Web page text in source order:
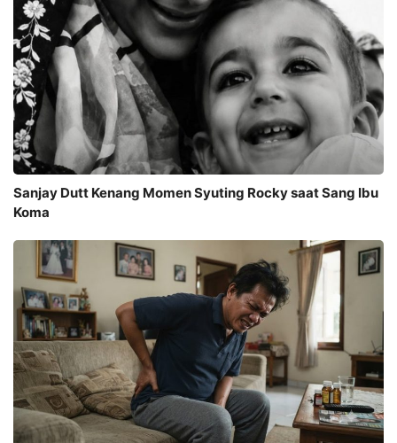
Sanjay Dutt Kenang Momen Syuting Rocky saat Sang Ibu
Koma